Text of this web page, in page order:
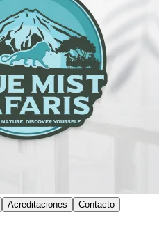
Acreditaciones Contacto